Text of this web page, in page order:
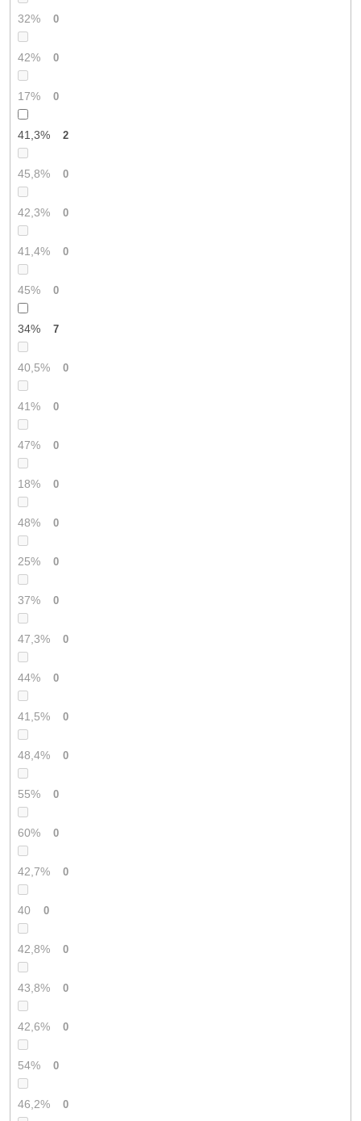
32% 0
42% 0
17% 0
41,3% 2
45,8% 0
42,3% 0
41,4% 0
45% 0
34% 7
40,5% 0
41% 0
47% 0
18% 0
48% 0
25% 0
37% 0
47,3% 0
44% 0
41,5% 0
48,4% 0
55% 0
60% 0
42,7% 0
40 0
42,8% 0
43,8% 0
42,6% 0
54% 0
46,2% 0